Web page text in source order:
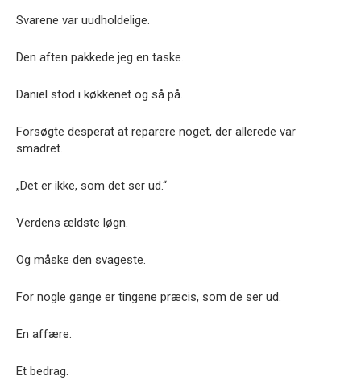
Svarene var uudholdelige.
Den aften pakkede jeg en taske.
Daniel stod i køkkenet og så på.
Forsøgte desperat at reparere noget, der allerede var
smadret.
„Det er ikke, som det ser ud.“
Verdens ældste løgn.
Og måske den svageste.
For nogle gange er tingene præcis, som de ser ud.
En affære.
Et bedrag.